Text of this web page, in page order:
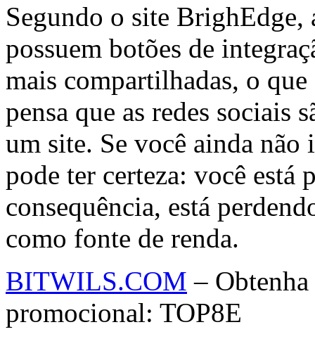
Segundo o site BrighEdge,
possuem botões de
mais compartilhadas, o
pensa que as redes sociais
um site. Se você ainda
pode ter certeza: você está
consequência, está
como fonte de renda.
BITWILS.COM –
promocional: TOP8E